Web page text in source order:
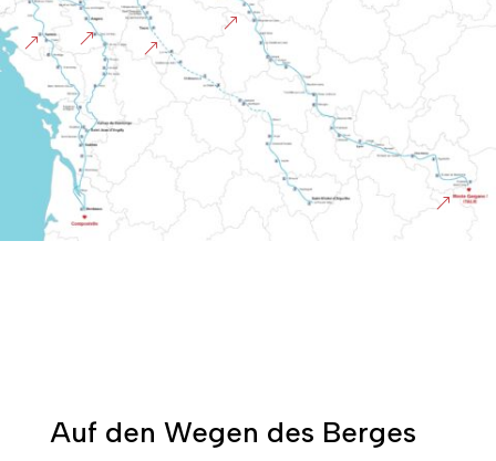
&
&
&
&
&
Auf den Wegen des Berges